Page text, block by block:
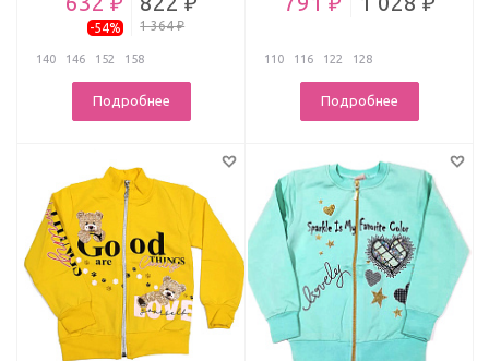
-54% 1 364 ₽
140 146 152 158
Подробнее
110 116 122 128
Подробнее